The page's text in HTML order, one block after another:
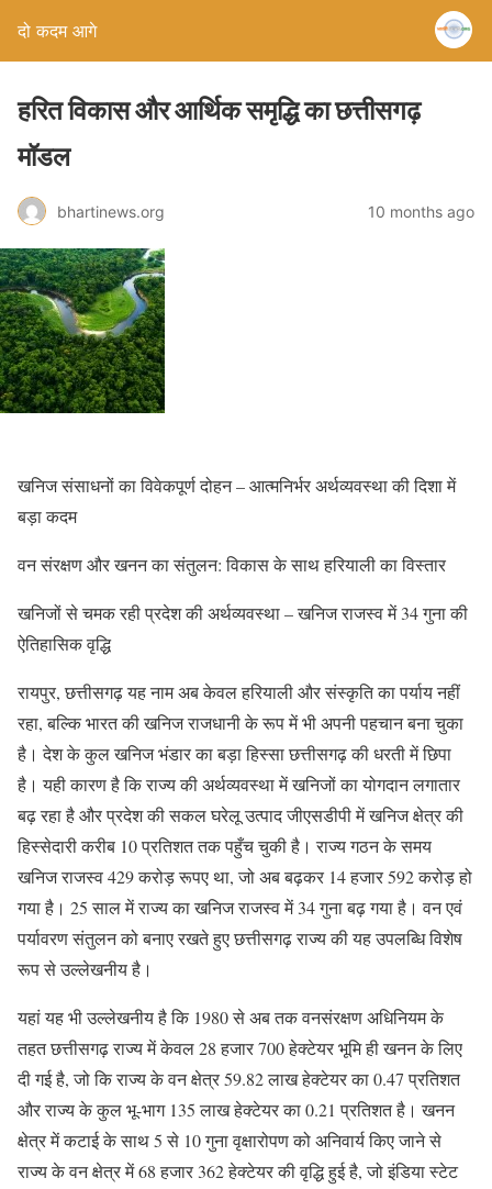
दो कदम आगे
हरित विकास और आर्थिक समृद्धि का छत्तीसगढ़
मॉडल
bhartinews.org 10 months ago
खनिज संसाधनों का विवेकपूर्ण दोहन – आत्मनिर्भर अर्थव्यवस्था की दिशा में
बड़ा कदम
वन संरक्षण और खनन का संतुलन: विकास के साथ हरियाली का विस्तार
खनिजों से चमक रही प्रदेश की अर्थव्यवस्था – खनिज राजस्व में 34 गुना की
ऐतिहासिक वृद्धि
रायपुर, छत्तीसगढ़ यह नाम अब केवल हरियाली और संस्कृति का पर्याय नहीं
रहा, बल्कि भारत की खनिज राजधानी के रूप में भी अपनी पहचान बना चुका
है। देश के कुल खनिज भंडार का बड़ा हिस्सा छत्तीसगढ़ की धरती में छिपा
है। यही कारण है कि राज्य की अर्थव्यवस्था में खनिजों का योगदान लगातार
बढ़ रहा है और प्रदेश की सकल घरेलू उत्पाद जीएसडीपी में खनिज क्षेत्र की
हिस्सेदारी करीब 10 प्रतिशत तक पहुँच चुकी है। राज्य गठन के समय
खनिज राजस्व 429 करोड़ रूपए था, जो अब बढ़कर 14 हजार 592 करोड़ हो
गया है। 25 साल में राज्य का खनिज राजस्व में 34 गुना बढ़ गया है। वन एवं
पर्यावरण संतुलन को बनाए रखते हुए छत्तीसगढ़ राज्य की यह उपलब्धि विशेष
रूप से उल्लेखनीय है।
यहां यह भी उल्लेखनीय है कि 1980 से अब तक वनसंरक्षण अधिनियम के
तहत छत्तीसगढ़ राज्य में केवल 28 हजार 700 हेक्टेयर भूमि ही खनन के लिए
दी गई है, जो कि राज्य के वन क्षेत्र 59.82 लाख हेक्टेयर का 0.47 प्रतिशत
और राज्य के कुल भू-भाग 135 लाख हेक्टेयर का 0.21 प्रतिशत है। खनन
क्षेत्र में कटाई के साथ 5 से 10 गुना वृक्षारोपण को अनिवार्य किए जाने से
राज्य के वन क्षेत्र में 68 हजार 362 हेक्टेयर की वृद्धि हुई है, जो इंडिया स्टेट